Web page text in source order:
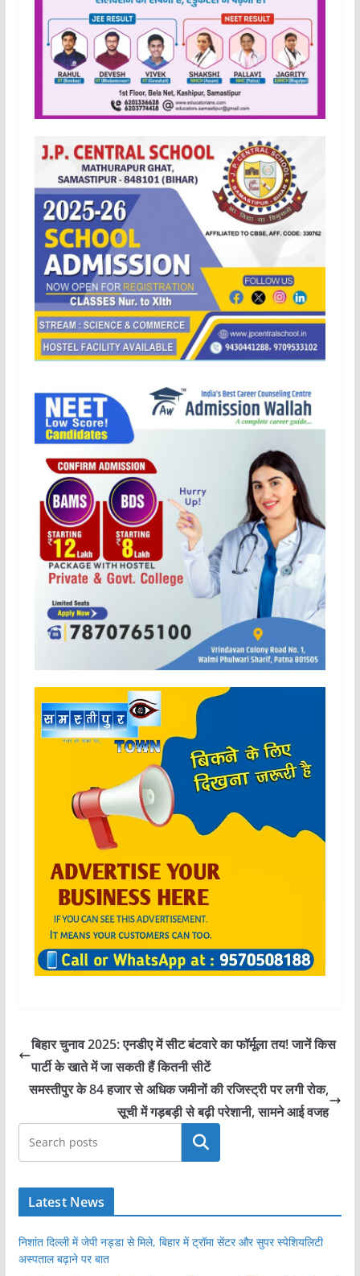
बिहार चुनाव 2025: एनडीए में सीट बंटवारे का फॉर्मूला तय! जानें किस
पार्टी के खाते में जा सकती हैं कितनी सीटें
समस्तीपुर के 84 हजार से अधिक जमीनों की रजिस्ट्री पर लगी रोक,
सूची में गड़बड़ी से बढ़ी परेशानी, सामने आई वजह
खोजें
Latest News
निशांत दिल्ली में जेपी नड्डा से मिले, बिहार में ट्रॉमा सेंटर और सुपर स्पेशियलिटी
अस्पताल बढ़ाने पर बात